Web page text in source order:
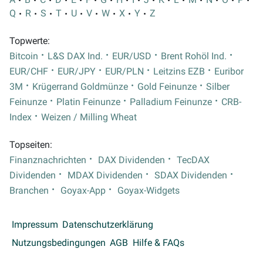
Q
R S T U V W X Y Z
Topwerte:
Bitcoin
L&S DAX Ind. EUR/USD
Brent Rohöl Ind.
EUR/CHF
EUR/JPY EUR/PLN Leitzins EZB
Euribor
3M
Krügerrand Goldmünze Gold Feinunze
Silber
Feinunze
Platin Feinunze Palladium Feinunze
CRB-
Index
Weizen / Milling Wheat
Topseiten:
Finanznachrichten
DAX Dividenden
TecDAX
Dividenden
MDAX Dividenden
SDAX Dividenden
Branchen
Goyax-App Goyax-Widgets
Impressum Datenschutzerklärung
Nutzungsbedingungen AGB Hilfe & FAQs